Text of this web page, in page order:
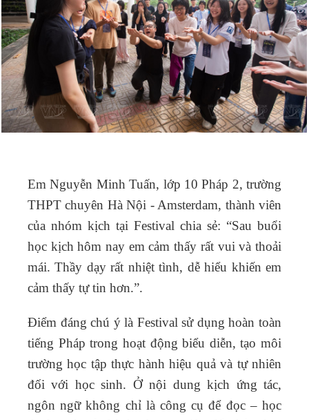
Em Nguyễn Minh Tuấn, lớp 10 Pháp 2, trường
THPT chuyên Hà Nội - Amsterdam, thành viên
của nhóm kịch tại Festival chia sẻ: “Sau buổi
học kịch hôm nay em cảm thấy rất vui và thoải
mái. Thầy dạy rất nhiệt tình, dễ hiểu khiến em
cảm thấy tự tin hơn.”.
Điểm đáng chú ý là Festival sử dụng hoàn toàn
tiếng Pháp trong hoạt động biểu diễn, tạo môi
trường học tập thực hành hiệu quả và tự nhiên
đối với học sinh. Ở nội dung kịch ứng tác,
ngôn ngữ không chỉ là công cụ để đọc – học